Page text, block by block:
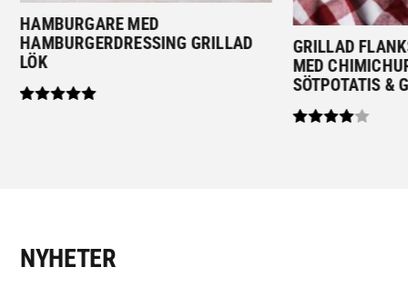
HAMBURGARE MED
HAMBURGERDRESSING GRILLAD
LÖK
GRILLAD
MED
SÖTPOTATIS &
NYHETER